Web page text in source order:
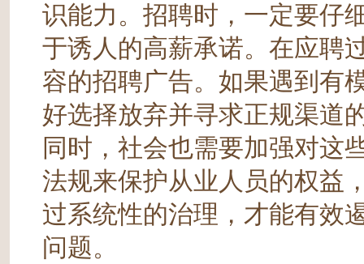
识能力。招聘时，一定要仔
于诱人的高薪承诺。在应聘
容的招聘广告。如果遇到有
好选择放弃并寻求正规渠道
同时，社会也需要加强对这
法规来保护从业人员的权益
过系统性的治理，才能有效
问题。